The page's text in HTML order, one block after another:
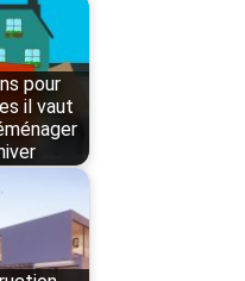
pour
il vaut